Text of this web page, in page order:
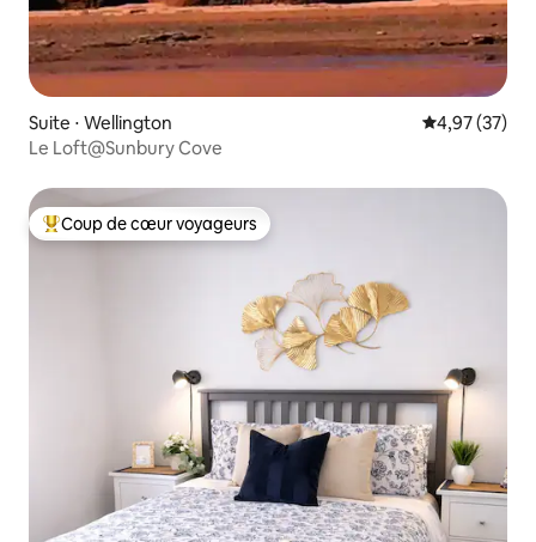
Suite ⋅ Wellington Évaluation
4,97 (37)
Le Loft@Sunbury Cove
Coups de cœur voyageurs les plus appréciés
Coup de cœur voyageurs